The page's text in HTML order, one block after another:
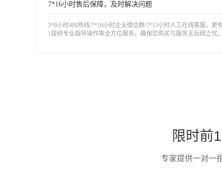
7*16小时售后保障，及时解决问题
5*8小时400热线/7*16小时企业微信群/7*15小时人工在线客服，更
1提供专业指导操作等全方位服务，确保您购买与服务无后顾之忧
限时前
专家提供一对一